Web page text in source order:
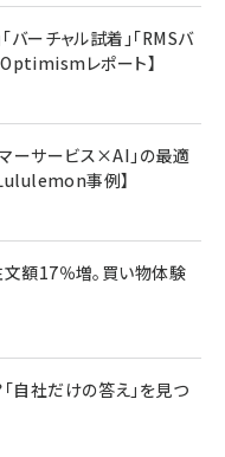
バーチャル試着」「RMSバ
レポート】
ーサービス×AI」の最適
事例】
文額17％増。買い物体験
自社だけの答え」を見つ